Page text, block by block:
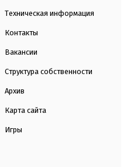
Техническая информация
Контакты
Вакансии
Структура собственности
Архив
Карта сайта
Игры